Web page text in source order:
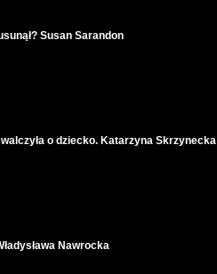
Susan Sarandon
o dziecko. Katarzyna Skrzynecka
Nawrocka